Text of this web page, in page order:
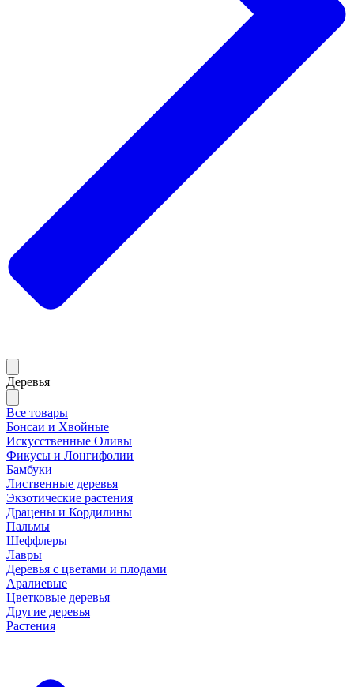
Деревья
Все товары
Бонсаи и Хвойные
Искусственные Оливы
Фикусы и Лонгифолии
Бамбуки
Лиственные деревья
Экзотические растения
Драцены и Кордилины
Пальмы
Шеффлеры
Лавры
Деревья с цветами и плодами
Аралиевые
Цветковые деревья
Другие деревья
Растения